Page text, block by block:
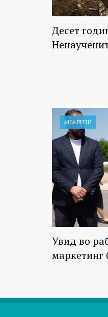
Десет
АНАЛИЗИ
Увид во
маркетинг